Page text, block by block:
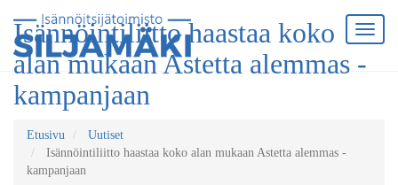
Isännöintiliitto haastaa koko
alan mukaan Astetta alemmas -
kampanjaan
Etusivu
Uutiset
Isännöintiliitto haastaa koko alan mukaan Astetta alemmas -
kampanjaan